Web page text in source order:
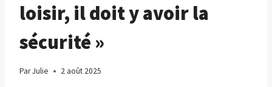
loisir, il doit y avoir la
sécurité »
ParJulie 2 août 2025